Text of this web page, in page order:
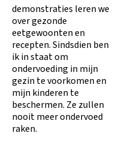
demonstraties leren we
over gezonde
eetgewoonten en
recepten. Sindsdien ben
ik in staat om
ondervoeding in mijn
gezin te voorkomen en
mijn kinderen te
beschermen. Ze zullen
nooit meer ondervoed
raken.